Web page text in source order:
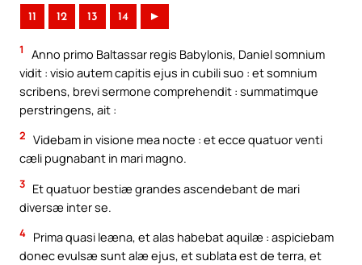
11 12 13 14 ►
1
Anno primo Baltassar regis Babylonis, Daniel somnium
vidit : visio autem capitis ejus in cubili suo : et somnium
scribens, brevi sermone comprehendit : summatimque
perstringens, ait :
2 Videbam in visione mea nocte : et ecce quatuor venti
cæli pugnabant in mari magno.
3 Et quatuor bestiæ grandes ascendebant de mari
diversæ inter se.
4 Prima quasi leæna, et alas habebat aquilæ : aspiciebam
donec evulsæ sunt alæ ejus, et sublata est de terra, et